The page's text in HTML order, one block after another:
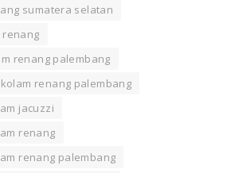
sumatera selatan
renang palembang
renang palembang
jacuzzi
renang
renang palembang